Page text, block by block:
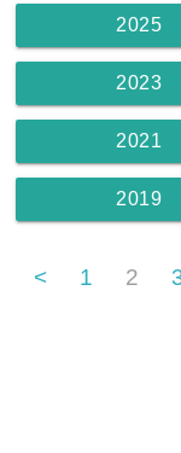
2025
2023
2021
2019
< 1 2